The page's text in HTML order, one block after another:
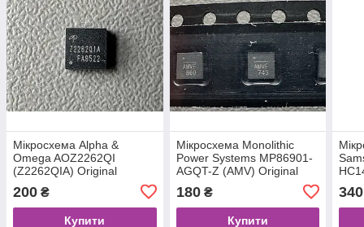
Мікросхема Alpha &
Omega AOZ2262QI
(Z2262QIA) Original
200 ₴
Купити
Мікросхема Monolithic
Power Systems MP86901-
AGQT-Z (AMV) Original
180₴
Купити
340